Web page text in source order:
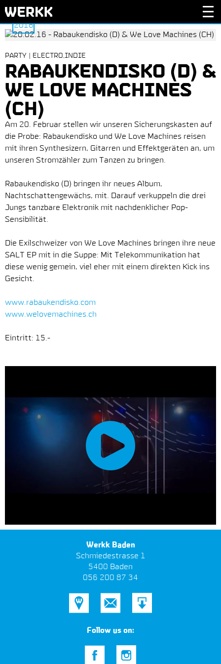
20.
2016
PARTY | ELECTRO,INDIE
RABAU­KEN­DISKO (D) &
WE LOVE MACHI­NES
(CH)
Am 20. Februar stellen wir unseren Sicherungskasten auf
die Probe: Rabaukendisko und We Love Machines reisen
mit ihren Synthesizern, Gitarren und Effektgeräten an, um
unseren Stromzähler zum Tanzen zu bringen.
Rabaukendisko (D) bringen ihr neues Album,
Nachtschattengewächs, mit. Darauf verkuppeln die drei
Jungs tanzbare Elektronik mit nachdenklicher Pop-
Sensibilität.
Die Exilschweizer von We Love Machines bringen ihre neue
SALT EP mit in die Suppe: Mit Telekommunikation hat
diese wenig gemein, viel eher mit einem direkten Kick ins
Gesicht.
www.rabaukendisko.com
www.welovemachines.ch
Eintritt: 15.-
Werkk Baden
Schmiedestrasse 1
5400 Baden
056 200 87 34
Standort
E-
Follow us on:
WERKK